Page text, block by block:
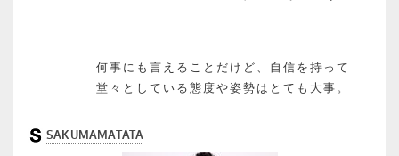
何事にも言えることだけど、自信を持って
堂々としている態度や姿勢はとても大事。